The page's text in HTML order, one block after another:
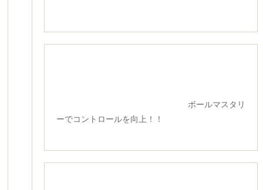
ボールマスタリ
ーでコントロールを向上！！